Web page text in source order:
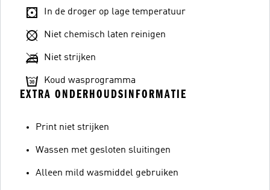
In de droger op lage temperatuur
Niet chemisch laten reinigen
Niet strijken
Koud wasprogramma
EXTRA ONDERHOUDSINFORMATIE
Print niet strijken
Wassen met gesloten sluitingen
Alleen mild wasmiddel gebruiken